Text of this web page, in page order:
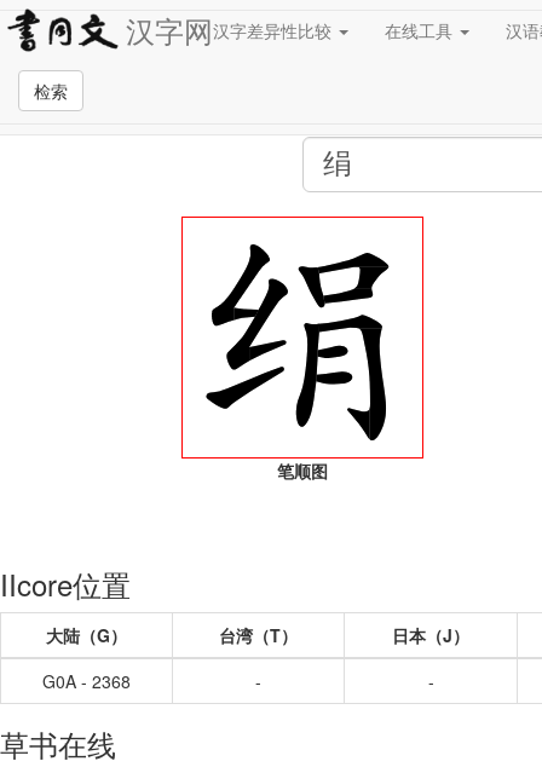
汉字网汉字差异性比较 在线工具 汉
检索
全站检索页面
笔顺图
IIcore位置
大陆（G） 台湾（T）
日本（J）
G0A - 2368
- -
草书在线